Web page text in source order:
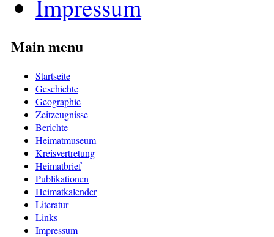
Impressum
Main menu
Startseite
Geschichte
Geographie
Zeitzeugnisse
Berichte
Heimatmuseum
Kreisvertretung
Heimatbrief
Publikationen
Heimatkalender
Literatur
Links
Impressum